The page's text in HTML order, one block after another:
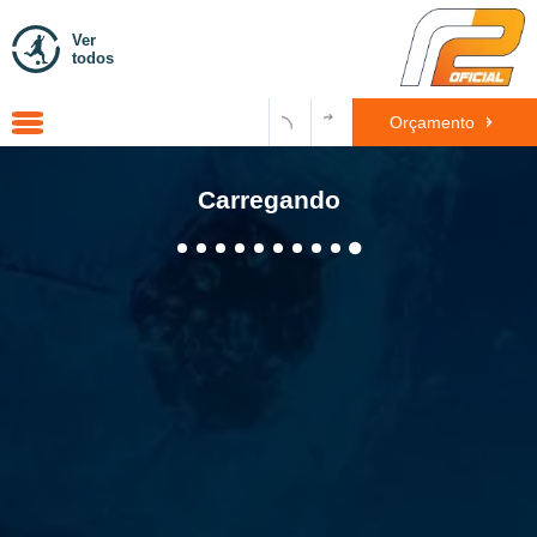
Ver
todos
Orçamento
Carregando